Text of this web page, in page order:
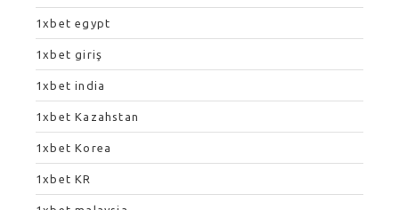
1xbet egypt
1xbet giriş
1xbet india
1xbet Kazahstan
1xbet Korea
1xbet KR